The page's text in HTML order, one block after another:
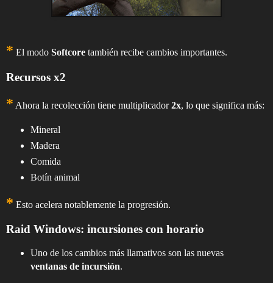
* El modo Softcore también recibe cambios importantes.
Recursos x2
* Ahora la recolección tiene multiplicador2x, lo que significa más:
Mineral
Madera
Comida
Botín animal
* Esto acelera notablemente la progresión.
Raid Windows: incursiones con horario
Uno de los cambios más llamativos son las nuevas
ventanas de incursión.